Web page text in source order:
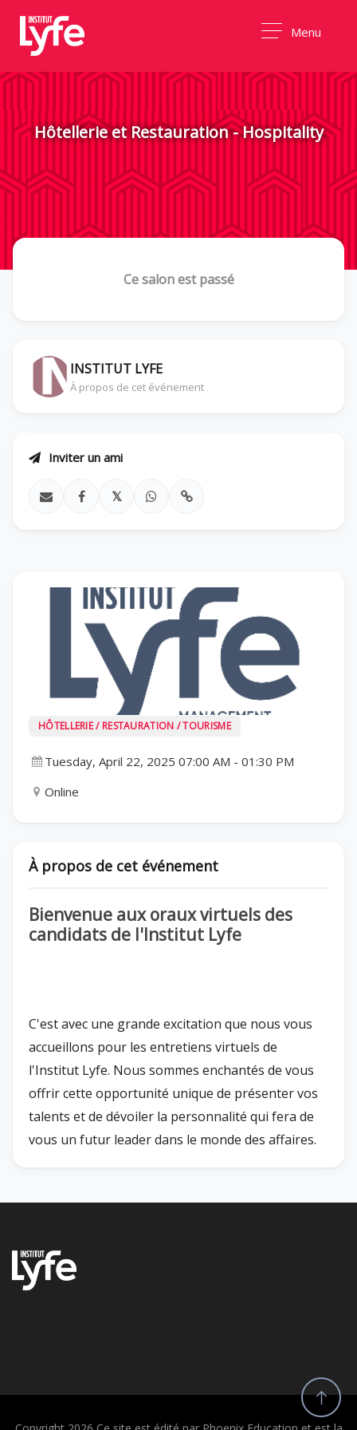
Menu
Hôtellerie et Restauration - Hospitality
HÔTELLERIE / RESTAURATION / TOURISME
Tuesday, April 22, 2025 07:00 AM - 01:30 PM
Online
À propos de cet événement
Bienvenue aux oraux virtuels des
candidats de l'Institut Lyfe
C'est avec une grande excitation que nous vous
accueillons pour les entretiens virtuels de
l'Institut Lyfe. Nous sommes enchantés de vous
offrir cette opportunité unique de présenter vos
talents et de dévoiler la personnalité qui fera de
vous un futur leader dans le monde des affaires.
Ce salon est passé
INSTITUT LYFE
À propos de cet événement
Inviter un ami
𝕏